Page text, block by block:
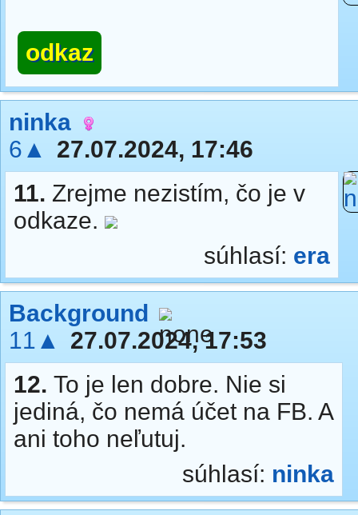
odkaz
ninka
6▲
27.07.2024, 17:46
11. Zrejme nezistím, čo je v
odkaze.
súhlasí: era
Background
11▲
27.07.2024, 17:53
12. To je len dobre. Nie si
jediná, čo nemá účet na FB. A
ani toho neľutuj.
súhlasí: ninka